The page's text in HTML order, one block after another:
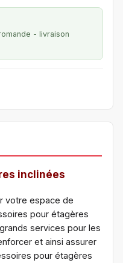
- livraison
inclinées
votre espace de
pour étagères
services pour les
et ainsi assurer
pour étagères